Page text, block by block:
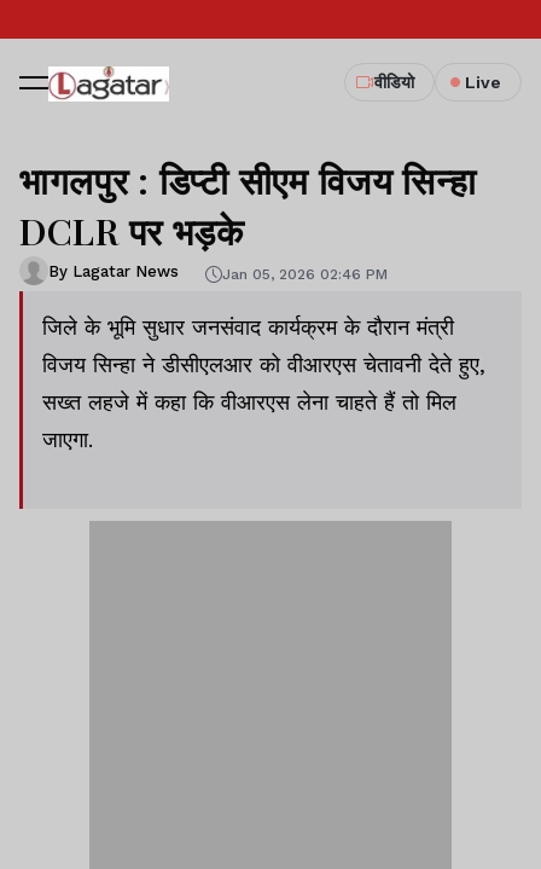
वीडियो Live
भागलपुर : डिप्टी सीएम विजय सिन्हा
DCLR पर भड़के
By Lagatar News Jan 05, 2026 02:46 PM
जिले के भूमि सुधार जनसंवाद कार्यक्रम के दौरान मंत्री
विजय सिन्हा ने डीसीएलआर को वीआरएस चेतावनी देते हुए,
सख्त लहजे में कहा कि वीआरएस लेना चाहते हैं तो मिल
जाएगा.